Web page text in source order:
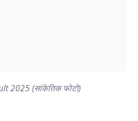
2025 (सांकेतिक फोटो)